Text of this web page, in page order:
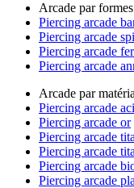
Arcade par formes
Piercing arcade
Piercing arcade
Piercing arcade
Piercing arcade
Arcade par
Piercing arcade
Piercing arcade or
Piercing arcade
Piercing arcade
Piercing arcade
Piercing arcade